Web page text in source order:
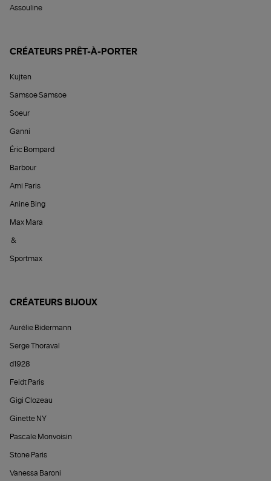
Assouline
CRÉATEURS PRÊT-À-PORTER
Kujten
Samsoe Samsoe
Soeur
Ganni
Éric Bompard
Barbour
Ami Paris
Anine Bing
Max Mara
&
Sportmax
CRÉATEURS BIJOUX
Aurélie Bidermann
Serge Thoraval
d1928
Feidt Paris
Gigi Clozeau
Ginette NY
Pascale Monvoisin
Stone Paris
Vanessa Baroni